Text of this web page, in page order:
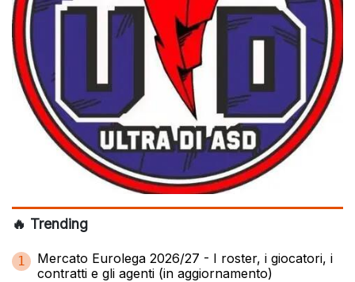
🔥 Trending
1
Mercato Eurolega 2026/27 - I roster, i giocatori, i
contratti e gli agenti (in aggiornamento)